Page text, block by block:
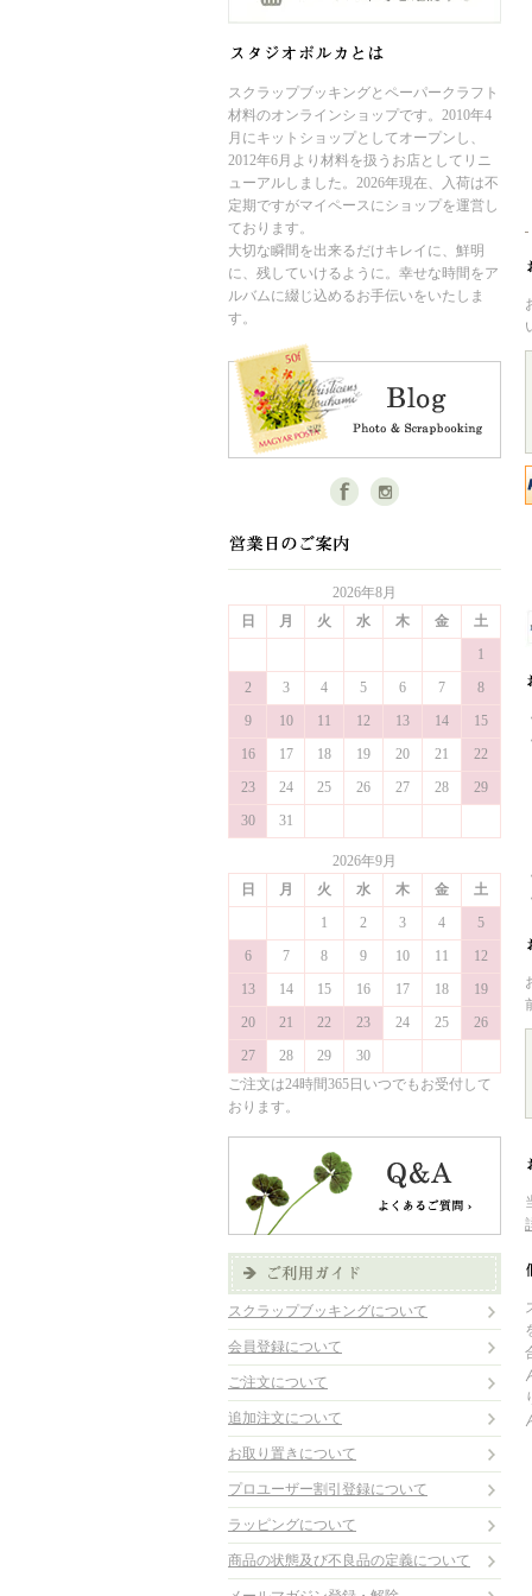
スクラップブッキングとペーパークラフト
材料のオンラインショップです。2010年4
月にキットショップとしてオープンし、
2012年6月より材料を扱うお店としてリニ
ューアルしました。2026年現在、入荷は不
定期ですがマイペースにショップを運営し
ております。
大切な瞬間を出来るだけキレイに、鮮明
に、残していけるように。幸せな時間をア
ルバムに綴じ込めるお手伝いをいたしま
す。
2026年8月
日
月 火 水 木 金
土
1
2
3 4 5 6 7
8
9
10 11 12 13 14
15
16
17 18 19 20 21
22
23
24 25 26 27 28
29
30
31
2026年9月
日
月 火 水 木 金
土
1
2 3 4
5
6
7 8 9 10 11
12
13
14 15 16 17 18
19
20
21 22 23 24 25
26
27
28 29
30
ご注文は24時間365日いつでもお受付して
おります。
スクラップブッキングについて
会員登録について
ご注文について
追加注文について
お取り置きについて
プロユーザー割引登録について
ラッピングについて
商品の状態及び不良品の定義について